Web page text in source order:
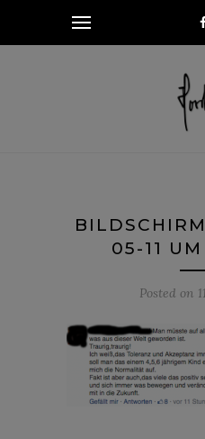
05-11
Posted on